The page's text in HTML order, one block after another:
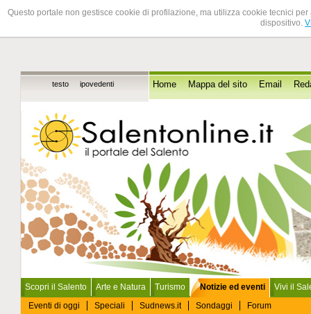
Questo portale non gestisce cookie di profilazione, ma utilizza cookie tecnici
dispositivo.
testo ipovedenti Home Mappa del sito Email
Scopri il Salento Arte e Natura Turismo
Notizie ed eventi
Eventi di oggi
Speciali Sudnews.it Sondaggi Forum
Vivi il